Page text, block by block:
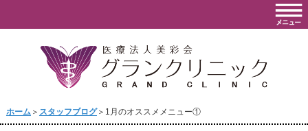
ホーム＞ スタッフブログ＞1月のオススメメニュー①